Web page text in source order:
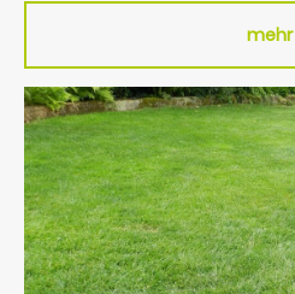
mehr